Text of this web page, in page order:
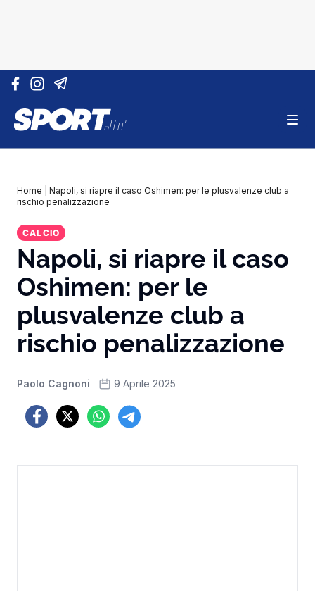
Vai al contenuto
Home
Napoli, si riapre il caso Oshimen: per le plusvalenze club a
rischio penalizzazione
CALCIO
Napoli, si riapre il caso
Oshimen: per le
plusvalenze club a
rischio penalizzazione
Paolo Cagnoni 9 Aprile 2025